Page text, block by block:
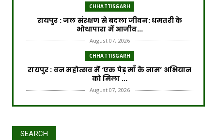
CHHATTISGARH
रायपुर : जल संरक्षण से बदला जीवन: धमतरी के
भोथापारा में आजीव...
August 07, 2026
CHHATTISGARH
रायपुर : वन महोत्सव में ‘एक पेड़ माँ के नाम’ अभियान
को मिला ...
August 07, 2026
CHHATTISGARH
SEARCH